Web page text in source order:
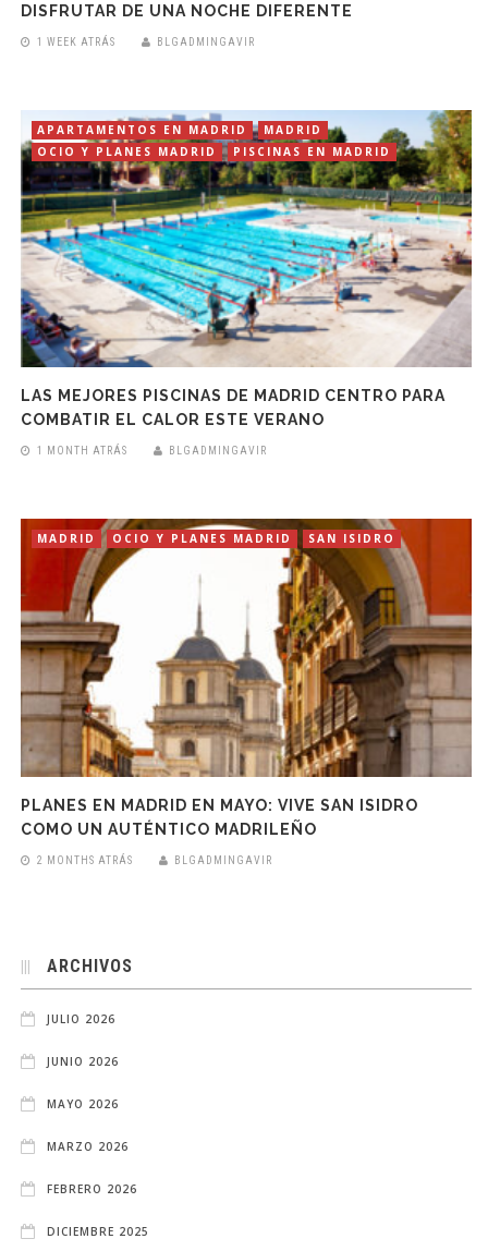
DISFRUTAR DE UNA NOCHE DIFERENTE
1 WEEK ATRÁS BLGADMINGAVIR
APARTAMENTOS EN MADRID
MADRID
OCIO Y PLANES MADRID
PISCINAS EN MADRID
LAS MEJORES PISCINAS DE MADRID CENTRO PARA
COMBATIR EL CALOR ESTE VERANO
1 MONTH ATRÁS BLGADMINGAVIR
MADRID OCIO Y PLANES MADRID SAN ISIDRO
PLANES EN MADRID EN MAYO: VIVE SAN ISIDRO
COMO UN AUTÉNTICO MADRILEÑO
2 MONTHS ATRÁS BLGADMINGAVIR
ARCHIVOS
JULIO 2026
JUNIO 2026
MAYO 2026
MARZO 2026
FEBRERO 2026
DICIEMBRE 2025